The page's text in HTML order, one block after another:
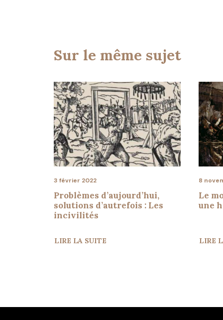
Sur le même sujet
3 février 2022
Problèmes d’aujourd’hui,
solutions d’autrefois : Les
incivilités
LIRE LA SUITE
8
Le
une
LIRE